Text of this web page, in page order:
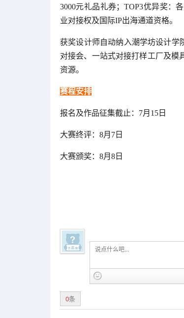
3000元礼品礼券；TOP3优异奖：
业对接权及国际IP出海通道资格。
获奖设计师自动纳入潮学坊设计
对接会、一站式对接打样工厂及模
资源。
赛程安排
报名及作品征集截止：7月15日
大赛终评：8月7日
大赛颁奖：8月8日
0条